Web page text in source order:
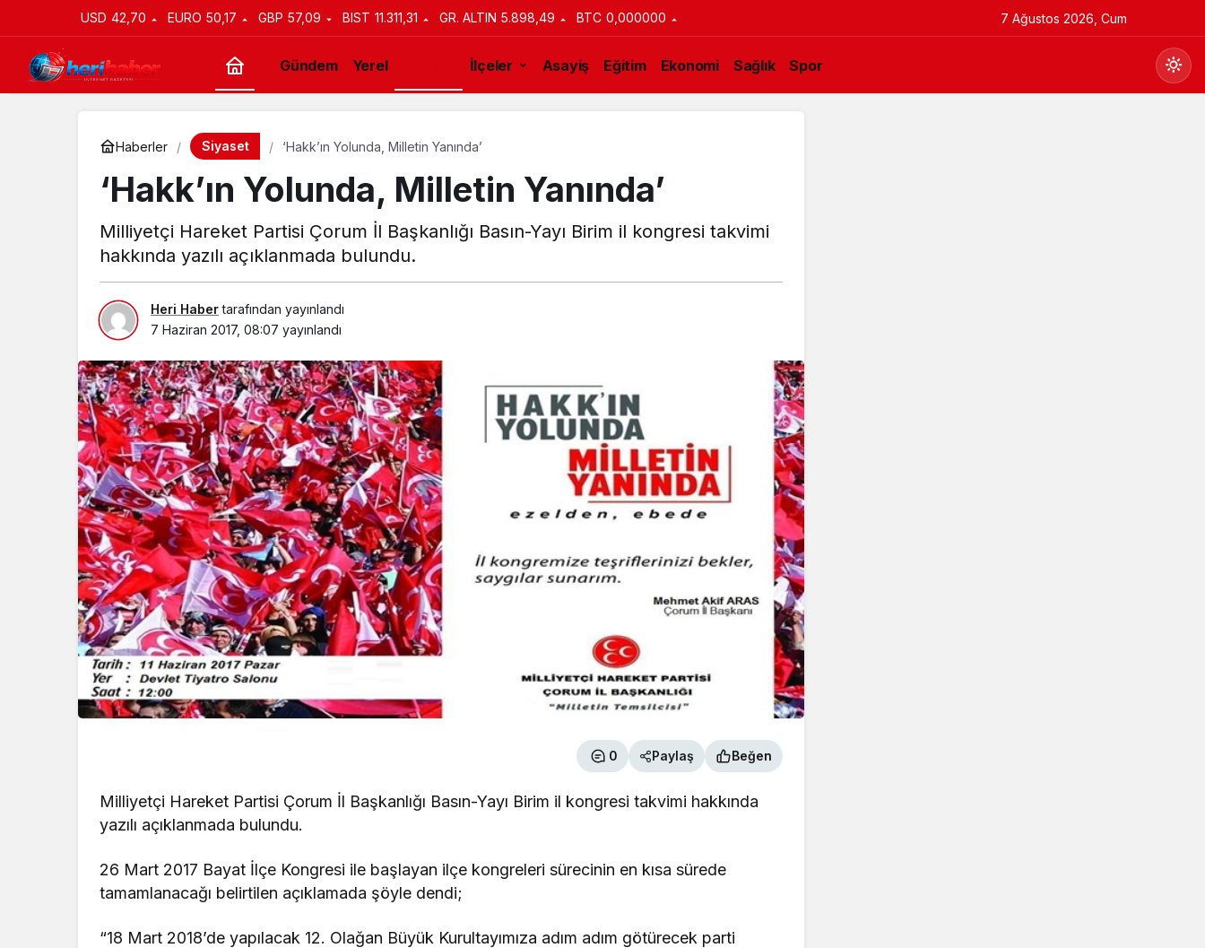
USD 42,70 EURO 50,17 GBP 57,09 BIST 11.311,31 GR. ALTIN 5.898,49 BTC 0,000000 7 Ağustos 2026, Cum
Gündem Yerel İlçeler Asayiş Eğitim Ekonomi Sağlık Spor
Haberler Siyaset ‘Hakk’ın Yolunda, Milletin Yanında’
‘Hakk’ın Yolunda, Milletin Yanında’
Milliyetçi Hareket Partisi Çorum İl Başkanlığı Basın-Yayı Birim il kongresi takvimi
hakkında yazılı açıklanmada bulundu.
Heri Habertarafından yayınlandı
7 Haziran 2017, 08:07 yayınlandı
0 Paylaş Beğen
Milliyetçi Hareket Partisi Çorum İl Başkanlığı Basın-Yayı Birim il kongresi takvimi hakkında
yazılı açıklanmada bulundu.
26 Mart 2017 Bayat İlçe Kongresi ile başlayan ilçe kongreleri sürecinin en kısa sürede
tamamlanacağı belirtilen açıklamada şöyle dendi;
“18 Mart 2018’de yapılacak 12. Olağan Büyük Kurultayımıza adım adım götürecek parti